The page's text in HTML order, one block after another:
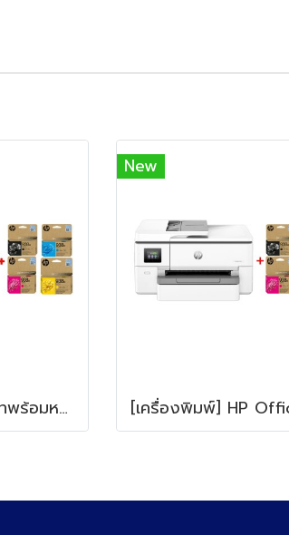
เครื่องพิมพ์อิงค์เจ็ทพร้อมหมึก HP OfficeJet Pro 9120 + HP 938e BK/C/M/Y
New